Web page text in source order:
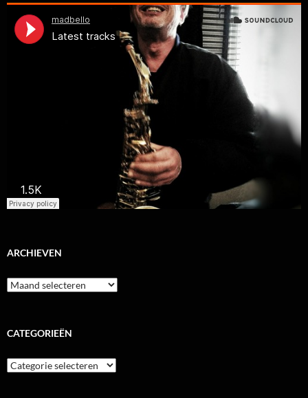
ARCHIEVEN
Archieven
CATEGORIEËN
Categorieën